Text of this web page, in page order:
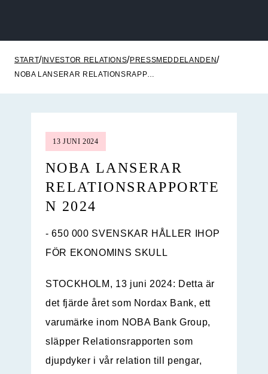
START INVESTOR RELATIONS PRESSMEDDELANDEN
NOBA LANSERAR RELATIONSRAPPORTEN 2024
13 JUNI 2024
NOBA LANSERAR
RELATIONSRAPPORTE
N 2024
- 650 000 SVENSKAR HÅLLER IHOP
FÖR EKONOMINS SKULL
STOCKHOLM, 13 juni 2024: Detta är
det fjärde året som Nordax Bank, ett
varumärke inom NOBA Bank Group,
släpper Relationsrapporten som
djupdyker i vår relation till pengar,